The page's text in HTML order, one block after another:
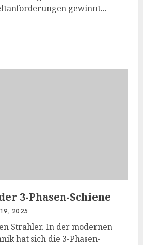
gewinnt...
3-Phasen-Schiene
2025
Strahler. In der modernen
hat sich die 3-Phasen-